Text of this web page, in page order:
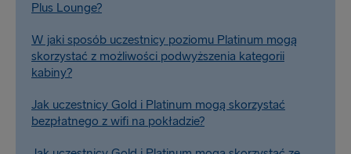
Plus Lounge?
W jaki sposób uczestnicy poziomu Platinum mogą
skorzystać z możliwości podwyższenia kategorii
kabiny?
Jak uczestnicy Gold i Platinum mogą skorzystać
bezpłatnego z wifi na pokładzie?